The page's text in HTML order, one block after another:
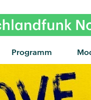
Programm
"Fascination"